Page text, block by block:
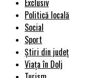
Exclusiv
Politică locală
Social
Sport
Știri din județ
Viața în Dolj